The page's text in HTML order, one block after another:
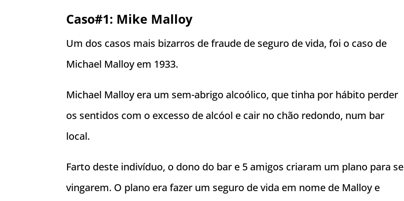
Caso#1: Mike Malloy
Um dos casos mais bizarros de fraude de seguro de vida, foi o caso de
Michael Malloy em 1933.
Michael Malloy era um sem-abrigo alcoólico, que tinha por hábito perder
os sentidos com o excesso de alcóol e cair no chão redondo, num bar
local.
Farto deste indivíduo, o dono do bar e 5 amigos criaram um plano para se
vingarem. O plano era fazer um seguro de vida em nome de Malloy e